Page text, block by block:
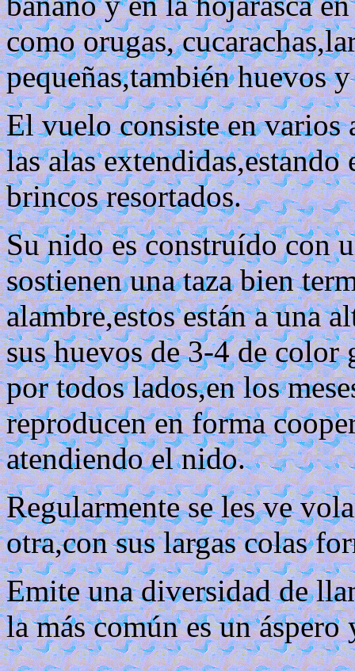
como orugas,
pequeñas,también huevos
El vuelo consiste en varios
las alas
brincos resortados.
Su nido es construído con
sostienen una taza bien
alambre,estos están a una
sus huevos de 3-4 de color
por todos lados,en los
reproducen en forma
atendiendo el nido.
Regularmente se les ve
otra,con sus largas colas
Emite una diversidad de
la más común es un